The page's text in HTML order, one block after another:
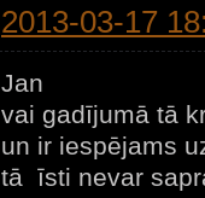
2013-03-17
Jan
vai gadījumā tā
un ir iespējams
tā īsti nevar